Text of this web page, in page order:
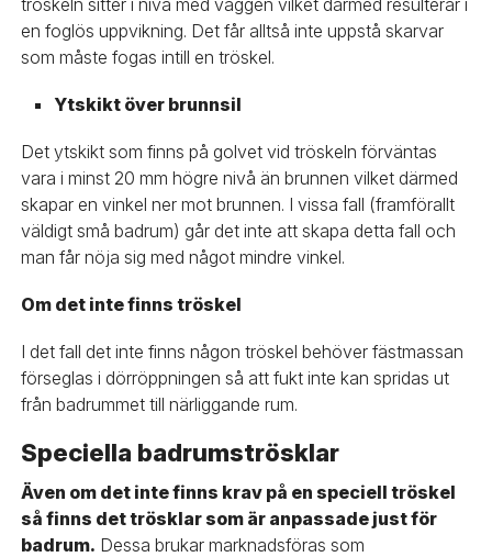
en foglös uppvikning. Det får alltså inte uppstå skarvar
som måste fogas intill en tröskel.
Ytskikt över brunnsil
Det ytskikt som finns på golvet vid tröskeln förväntas
vara i minst 20 mm högre nivå än brunnen vilket därmed
skapar en vinkel ner mot brunnen. I vissa fall (framförallt
väldigt små badrum) går det inte att skapa detta fall och
man får nöja sig med något mindre vinkel.
Om det inte finns tröskel
I det fall det inte finns någon tröskel behöver fästmassan
förseglas i dörröppningen så att fukt inte kan spridas ut
från badrummet till närliggande rum.
Speciella badrumströsklar
Även om det inte finns krav på en speciell tröskel
så finns det trösklar som är anpassade just för
badrum. Dessa brukar marknadsföras som